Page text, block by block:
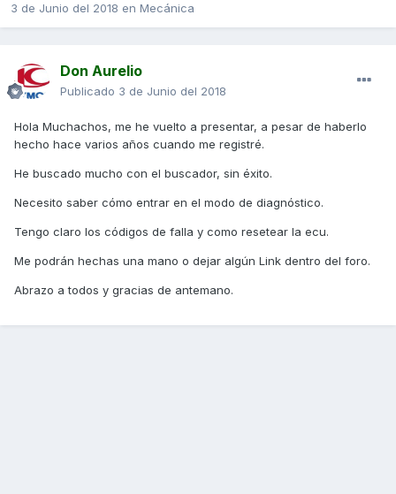
3 de Junio del 2018 en Mecánica
Don Aurelio
Publicado 3 de Junio del 2018
Hola Muchachos, me he vuelto a presentar, a pesar de haberlo
hecho hace varios años cuando me registré.
He buscado mucho con el buscador, sin éxito.
Necesito saber cómo entrar en el modo de diagnóstico.
Tengo claro los códigos de falla y como resetear la ecu.
Me podrán hechas una mano o dejar algún Link dentro del foro.
Abrazo a todos y gracias de antemano.